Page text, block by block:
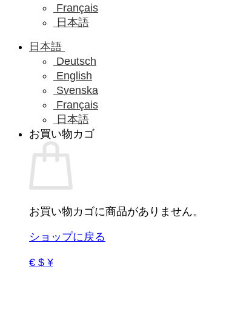
Français
日本語
日本語
Deutsch
English
Svenska
Français
日本語
お買い物カゴ
お買い物カゴに商品がありません。
ショップに戻る
€ $ ¥